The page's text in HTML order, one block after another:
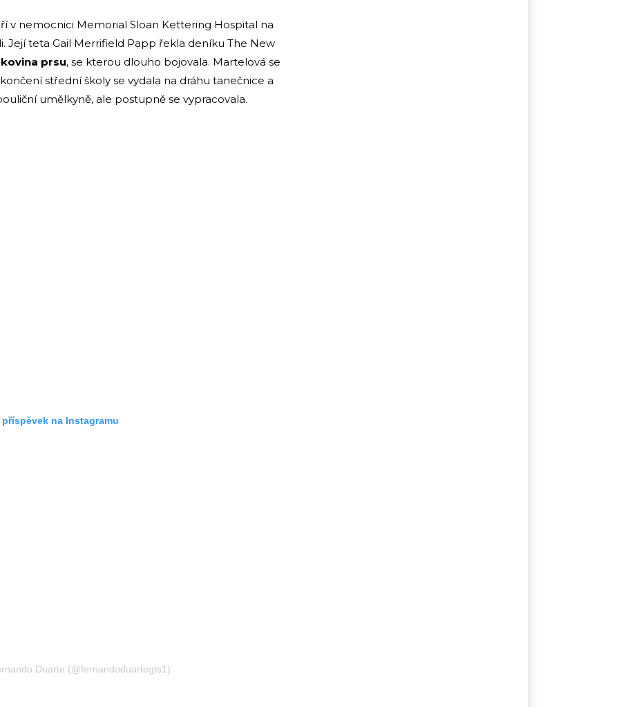
v nemocnici Memorial Sloan Kettering Hospital na
teta Gail Merrifield Papp řekla deníku The New
prsu, se kterou dlouho bojovala. Martelová se
střední školy se vydala na dráhu tanečnice a
umělkyně, ale postupně se vypracovala.
na Instagramu
Duarte (@fernandoduartegts1)